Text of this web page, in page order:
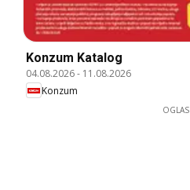
Konzum Katalog
04.08.2026- 11.08.2026
Konzum
OGLAS